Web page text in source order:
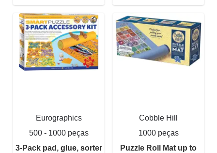
Eurographics
500 - 1000 peças
3-Pack pad, glue, sorter
Cobble Hill
1000 peças
Puzzle Roll Mat up to